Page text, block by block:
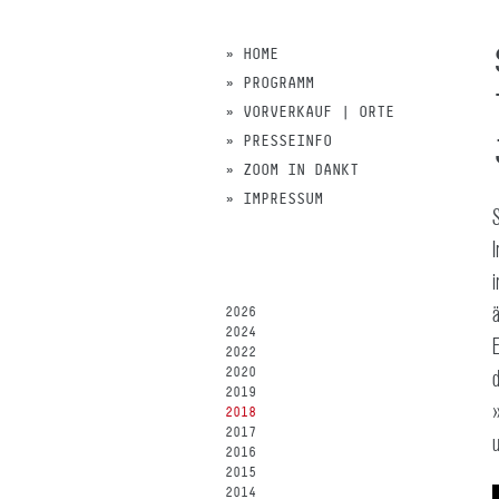
» HOME
» PROGRAMM
» VORVERKAUF | ORTE
» PRESSEINFO
» ZOOM IN DANKT
» IMPRESSUM
2026
2024
2022
2020
2019
2018
2017
2016
2015
2014